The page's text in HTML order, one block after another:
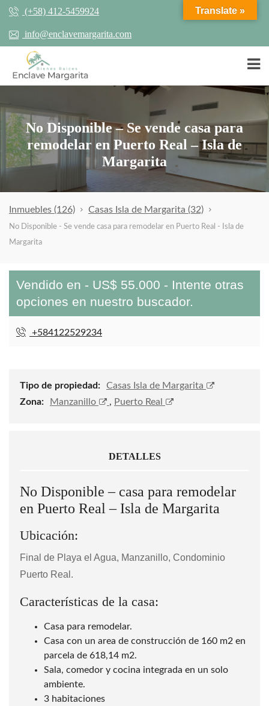
(+58) 412-5459924
info@enclavemargarita.com
No Disponible – Se vende casa para
remodelar en Puerto Real – Isla de
Margarita
Inmuebles (126) Casas Isla de Margarita (32)
No Disponible - Se vende casa para remodelar en Puerto Real - Isla de
Margarita
Vendido en - US$ 55.000 - Intente otras
opciones en nuestro buscador.
+584122529234
Tipo de propiedad:
Casas Isla de Margarita
Zona:
Manzanillo , Puerto Real
DETALLES
No Disponible – casa para remodelar
en Puerto Real – Isla de Margarita
Ubicación:
Final de Playa el Agua, Manzanillo, Condominio
Puerto Real.
Características de la casa:
Casa para remodelar.
Casa con un area de construcción de 160 m2 en
parcela de 618,14 m2.
Sala, comedor y cocina integrada en un solo
ambiente.
3 habitaciones
Translate »